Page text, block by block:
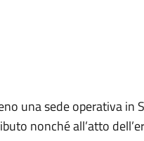
una sede operativa in
nonché all’atto